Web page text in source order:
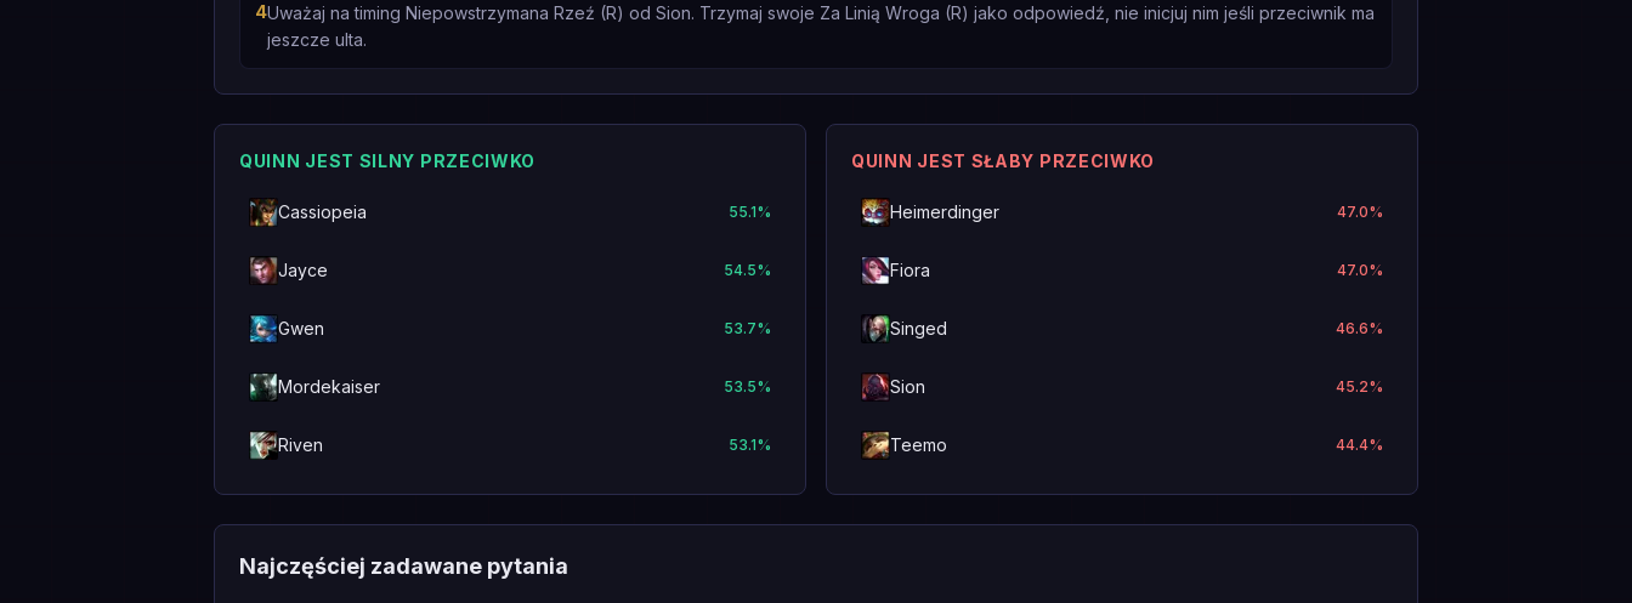
4Uważaj na timing Niepowstrzymana Rzeź (R) od Sion. Trzymaj swoje Za Linią Wroga (R) jako odpowiedź, nie inicjuj nim jeśli przeciwnik ma
jeszcze ulta.
QUINN JEST SILNY PRZECIWKO
Cassiopeia 55.1%
Jayce 54.5%
Gwen 53.7%
Mordekaiser 53.5%
Riven 53.1%
QUINN JEST SŁABY PRZECIWKO
Heimerdinger 47.0%
Fiora 47.0%
Singed 46.6%
Sion 45.2%
Teemo 44.4%
Najczęściej zadawane pytania